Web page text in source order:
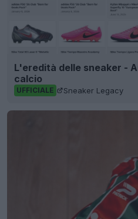
L'eredità delle sneaker -
calcio
UFFICIALE Sneaker Legacy